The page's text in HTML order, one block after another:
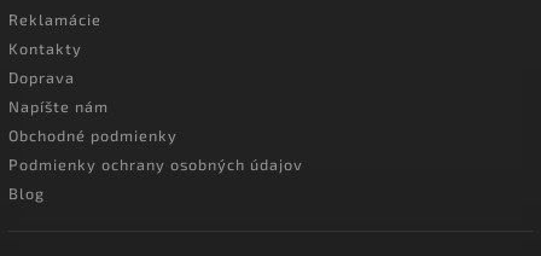
Reklamácie
Kontakty
Doprava
Napíšte nám
Obchodné podmienky
Podmienky ochrany osobných údajov
Blog